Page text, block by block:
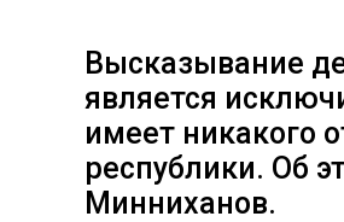
Высказывание
является
имеет никакого
республики. Об
Минниханов.